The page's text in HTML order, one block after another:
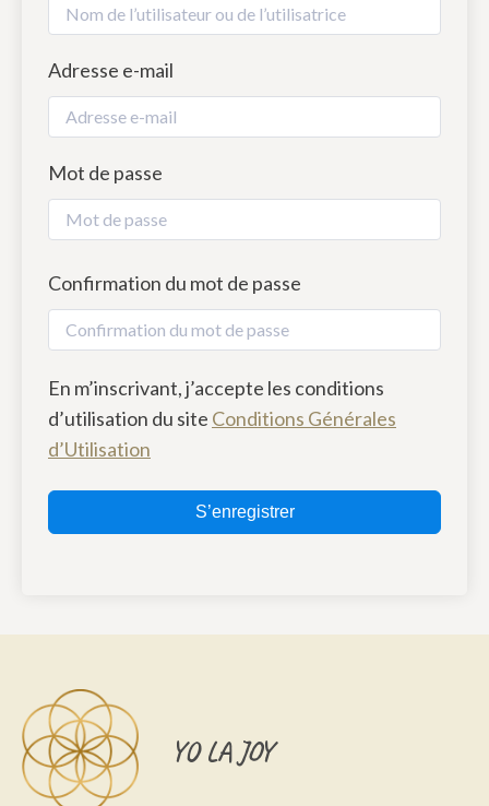
Adresse e-mail
Mot de passe
Confirmation du mot de passe
En m’inscrivant, j’accepte les conditions
d’utilisation du site Conditions Générales
d’Utilisation
S’enregistrer
YO LA JOY